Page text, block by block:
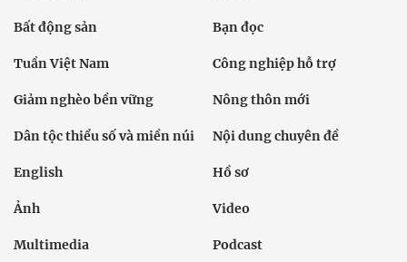
Bất động sản Bạn đọc
Tuần Việt Nam Công nghiệp hỗ trợ
Giảm nghèo bền vững Nông thôn mới
Dân tộc thiểu số và miền núi Nội dung chuyên đề
English Hồ sơ
Ảnh Video
Multimedia Podcast